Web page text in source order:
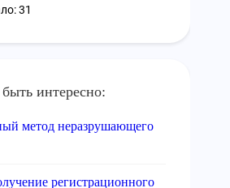
31
интересно:
метод неразрушающего
регистрационного